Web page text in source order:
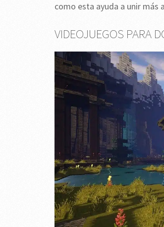
como esta ayuda a unir más
VIDEOJUEGOS PARA